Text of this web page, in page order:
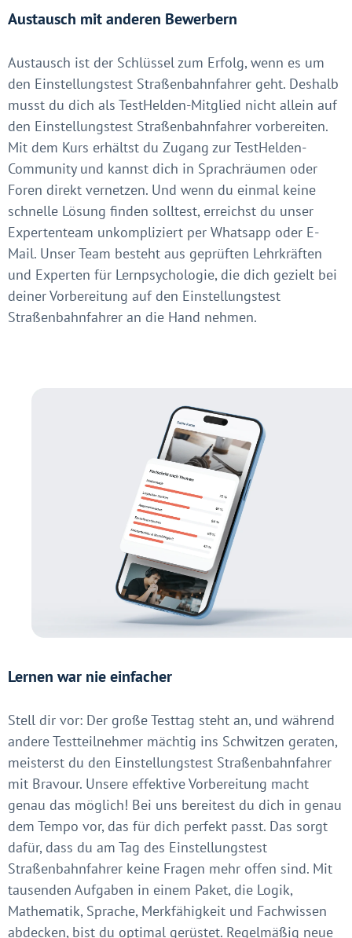
Austausch mit anderen Bewerbern
Austausch ist der Schlüssel zum Erfolg, wenn es um
den Einstellungstest Straßenbahnfahrer geht. Deshalb
musst du dich als TestHelden-Mitglied nicht allein auf
den Einstellungstest Straßenbahnfahrer vorbereiten.
Mit dem Kurs erhältst du Zugang zur TestHelden-
Community und kannst dich in Sprachräumen oder
Foren direkt vernetzen. Und wenn du einmal keine
schnelle Lösung finden solltest, erreichst du unser
Expertenteam unkompliziert per Whatsapp oder E-
Mail. Unser Team besteht aus geprüften Lehrkräften
und Experten für Lernpsychologie, die dich gezielt bei
deiner Vorbereitung auf den Einstellungstest
Straßenbahnfahrer an die Hand nehmen.
Lernen war nie einfacher
Stell dir vor: Der große Testtag steht an, und während
andere Testteilnehmer mächtig ins Schwitzen geraten,
meisterst du den Einstellungstest Straßenbahnfahrer
mit Bravour. Unsere effektive Vorbereitung macht
genau das möglich! Bei uns bereitest du dich in genau
dem Tempo vor, das für dich perfekt passt. Das sorgt
dafür, dass du am Tag des Einstellungstest
Straßenbahnfahrer keine Fragen mehr offen sind. Mit
tausenden Aufgaben in einem Paket, die Logik,
Mathematik, Sprache, Merkfähigkeit und Fachwissen
abdecken, bist du optimal gerüstet. Regelmäßig neue